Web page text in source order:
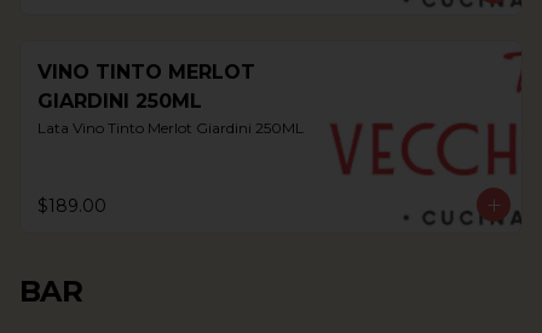
VINO TINTO MERLOT
GIARDINI 250ML
Lata Vino Tinto Merlot Giardini 250ML
$189.00
BAR